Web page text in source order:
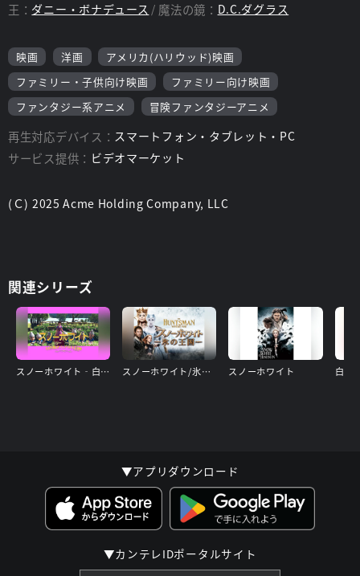
王： ダニー・ボナデュース 魔法の鏡： D.C.ダグラス
映画 洋画
アメリカ(ハリウッド)映画
ファミリー・子供向け映画
ファミリー向け映画
ファンタジー系アニメ
冒険ファンタジーアニメ
再生対応デバイス： スマートフォン・タブレット・PC
サービス提供： ビデオマーケット
(Ｃ) 2025 Acme Holding Company, LLC
関連シリーズ
スノーホワイト‐白雪姫とハナの大冒険‐ スノーホワイト/氷の王国 スノーホワイト 白雪
▼アプリダウンロード
▼カンテレIDポータルサイト